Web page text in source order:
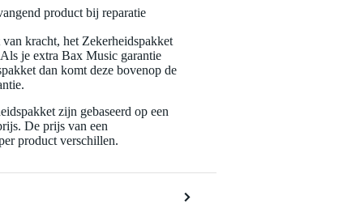
product bij reparatie
kracht, het Zekerheidspakket
je extra Bax Music garantie
dan komt deze bovenop de
zijn gebaseerd op een
De prijs van een
product verschillen.